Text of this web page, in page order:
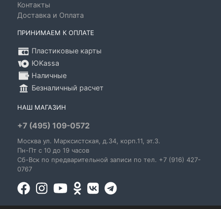
Контакты
Доставка и Оплата
ПРИНИМАЕМ К ОПЛАТЕ
Пластиковые карты
ЮKassa
Наличные
Безналичный расчет
НАШ МАГАЗИН
+7 (495) 109-0572
Москва ул. Марксистская, д.34, корп.11, эт.3.
Пн-Пт c 10 до 19 часов
Сб-Вск по предварительной записи по тел. +7 (916) 427-
0767